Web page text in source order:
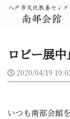
ロビー展
2020/04/19
いつも南部会館